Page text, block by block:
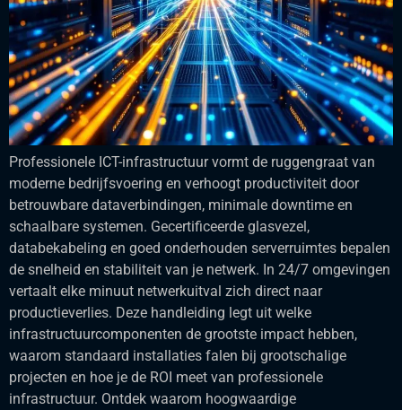
Professionele ICT-infrastructuur vormt de ruggengraat van
moderne bedrijfsvoering en verhoogt productiviteit door
betrouwbare dataverbindingen, minimale downtime en
schaalbare systemen. Gecertificeerde glasvezel,
databekabeling en goed onderhouden serverruimtes bepalen
de snelheid en stabiliteit van je netwerk. In 24/7 omgevingen
vertaalt elke minuut netwerkuitval zich direct naar
productieverlies. Deze handleiding legt uit welke
infrastructuurcomponenten de grootste impact hebben,
waarom standaard installaties falen bij grootschalige
projecten en hoe je de ROI meet van professionele
infrastructuur. Ontdek waarom hoogwaardige